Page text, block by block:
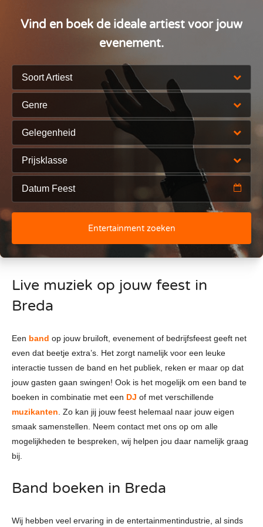
Live muziek op jouw feest in
Breda
Een band op jouw bruiloft, evenement of bedrijfsfeest geeft net
even dat beetje extra’s. Het zorgt namelijk voor een leuke
interactie tussen de band en het publiek, reken er maar op dat
jouw gasten gaan swingen! Ook is het mogelijk om een band te
boeken in combinatie met een DJ of met verschillende
muzikanten . Zo kan jij jouw feest helemaal naar jouw eigen
smaak samenstellen. Neem contact met ons op om alle
mogelijkheden te bespreken, wij helpen jou daar namelijk graag
bij.
Band boeken in Breda
Wij hebben veel ervaring in de entertainmentindustrie, al sinds
Vind en boek de ideale artiest voor jouw
evenement.
Soort Artiest
Genre
Gelegenheid
Prijsklasse
Entertainment zoeken